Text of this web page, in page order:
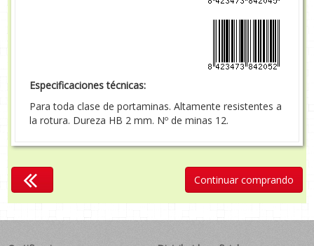
Especificaciones técnicas:
Para toda clase de portaminas. Altamente resistentes a
la rotura. Dureza HB 2 mm. Nº de minas 12.
Continuar comprando